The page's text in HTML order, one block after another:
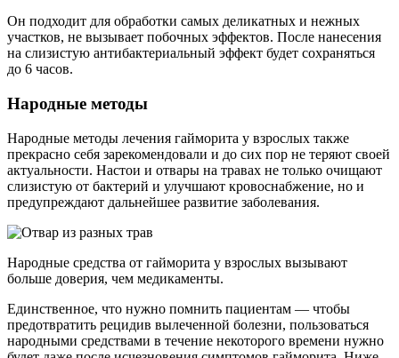
Он подходит для обработки самых деликатных и нежных
участков, не вызывает побочных эффектов. После нанесения
на слизистую антибактериальный эффект будет сохраняться
до 6 часов.
Народные методы
Народные методы лечения гайморита у взрослых также
прекрасно себя зарекомендовали и до сих пор не теряют своей
актуальности. Настои и отвары на травах не только очищают
слизистую от бактерий и улучшают кровоснабжение, но и
предупреждают дальнейшее развитие заболевания.
Народные средства от гайморита у взрослых вызывают
больше доверия, чем медикаменты.
Единственное, что нужно помнить пациентам — чтобы
предотвратить рецидив вылеченной болезни, пользоваться
народными средствами в течение некоторого времени нужно